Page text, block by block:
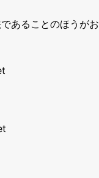
あることのほうがお